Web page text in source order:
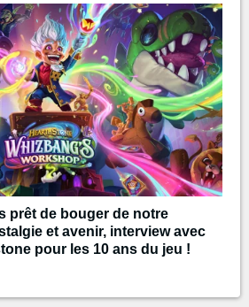
prêt de bouger de notre
et avenir, interview avec
pour les 10 ans du jeu !